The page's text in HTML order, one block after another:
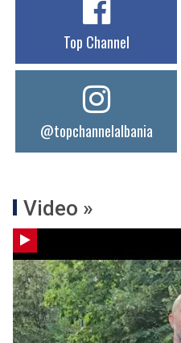
Top Channel
@topchannelalbania
Video »